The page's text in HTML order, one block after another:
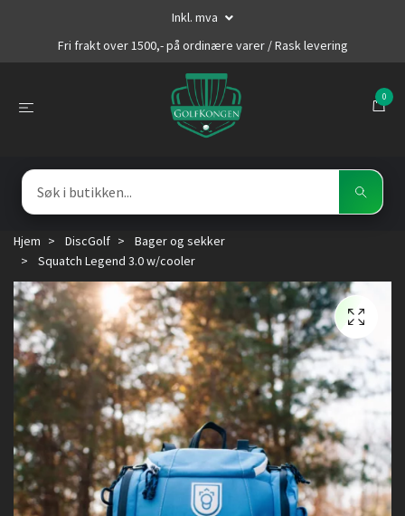
Inkl. mva
Fri frakt over 1500,- på ordinære varer / Rask levering
0
Hjem DiscGolf
Bager og sekker
Squatch Legend 3.0 w/cooler